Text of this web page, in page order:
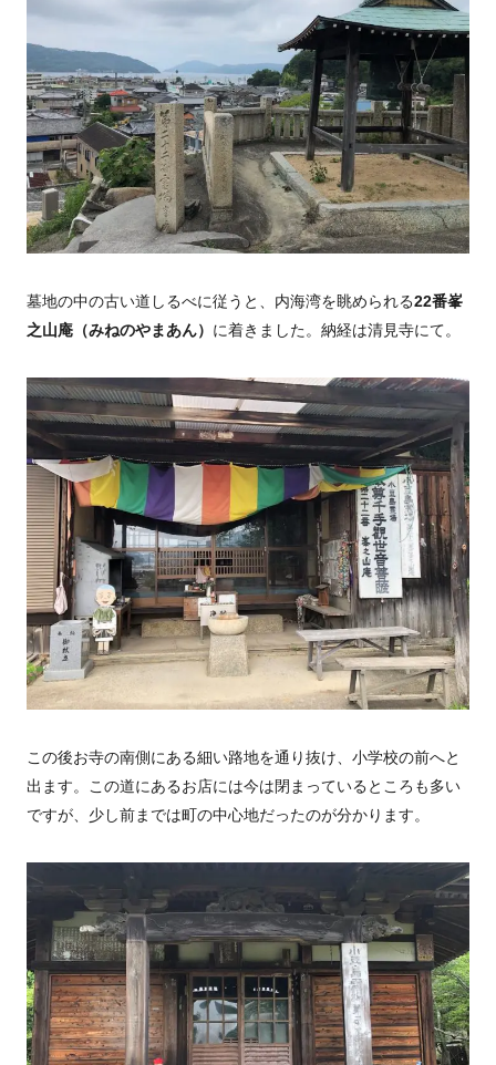
墓地の中の古い道しるべに従うと、内海湾を眺められる22番峯
之山庵（みねのやまあん） に着きました。納経は清見寺にて。
この後お寺の南側にある細い路地を通り抜け、小学校の前へと
出ます。この道にあるお店には今は閉まっているところも多い
ですが、少し前までは町の中心地だったのが分かります。